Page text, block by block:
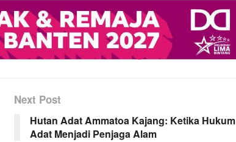
Next Post
Hutan Adat Ammatoa Kajang: Ketika Hukum
Adat Menjadi Penjaga Alam